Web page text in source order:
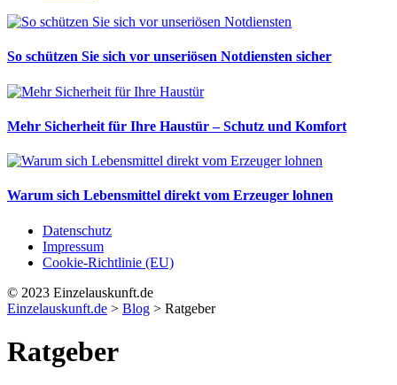
So schützen Sie sich vor unseriösen Notdiensten sicher
Mehr Sicherheit für Ihre Haustür – Schutz und Komfort
Warum sich Lebensmittel direkt vom Erzeuger lohnen
Datenschutz
Impressum
Cookie-Richtlinie (EU)
© 2023 Einzelauskunft.de
Einzelauskunft.de > Blog > Ratgeber
Ratgeber